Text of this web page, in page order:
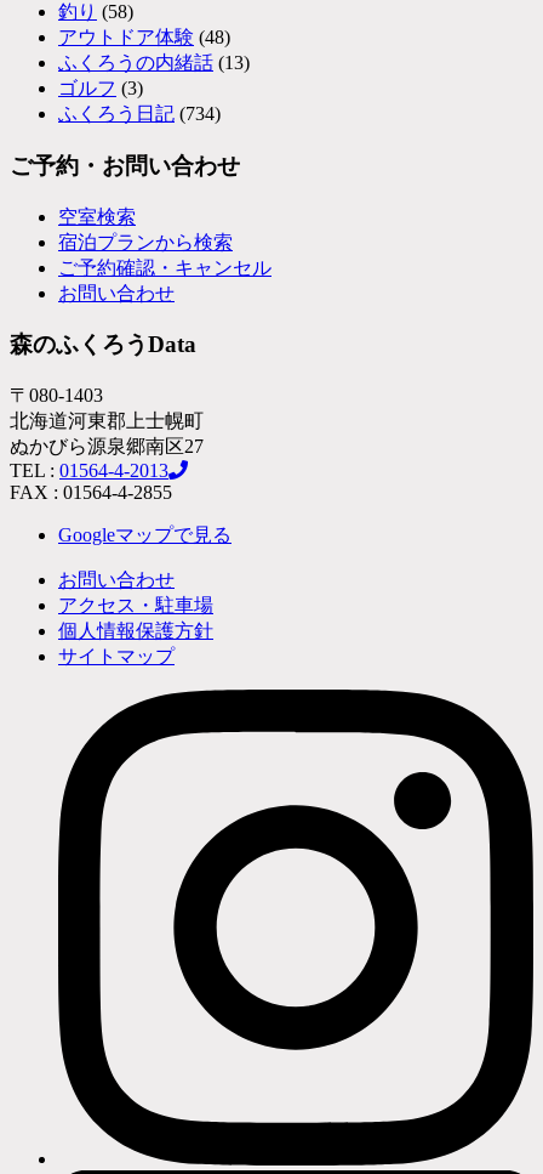
釣り (58)
アウトドア体験 (48)
ふくろうの内緒話 (13)
ゴルフ (3)
ふくろう日記 (734)
ご予約・お問い合わせ
空室検索
宿泊プランから検索
ご予約確認・キャンセル
お問い合わせ
森のふくろうData
〒080-1403
北海道河東郡上士幌町
ぬかびら源泉郷南区27
TEL : 01564-4-2013
FAX : 01564-4-2855
Googleマップで見る
お問い合わせ
アクセス・駐車場
個人情報保護方針
サイトマップ